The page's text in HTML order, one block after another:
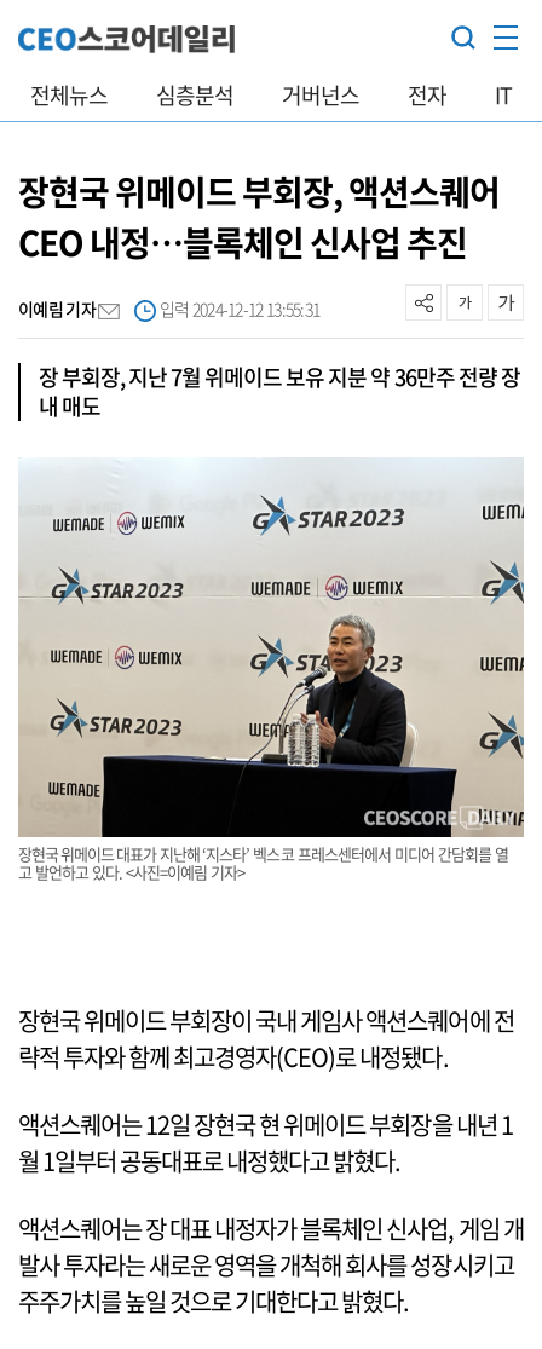
전체뉴스 심층분석 거버넌스 전자 IT
장현국 위메이드 부회장, 액션스퀘어
CEO 내정…블록체인 신사업 추진
이예림 기자 입력 2024-12-12 13:55:31
장 부회장, 지난 7월 위메이드 보유 지분 약 36만주 전량 장
내 매도
장현국 위메이드 대표가 지난해 ‘지스타’ 벡스코 프레스센터에서 미디어 간담회를 열
고 발언하고 있다. <사진=이예림 기자>
장현국 위메이드 부회장이 국내 게임사 액션스퀘어에 전
략적 투자와 함께 최고경영자(CEO)로 내정됐다.
액션스퀘어는 12일 장현국 현 위메이드 부회장을 내년 1
월 1일부터 공동대표로 내정했다고 밝혔다.
액션스퀘어는 장 대표 내정자가 블록체인 신사업, 게임 개
발사 투자라는 새로운 영역을 개척해 회사를 성장시키고
주주가치를 높일 것으로 기대한다고 밝혔다.